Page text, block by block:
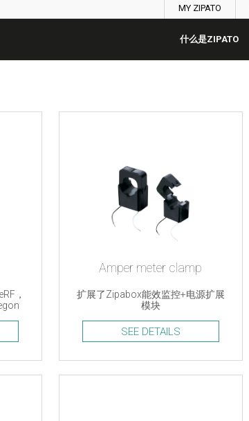
MY ZIPATO
什么是ZIPATO
，
Amper meter clamp
扩展了Zipabox能效监控+电源扩展
模块
SEE DETAILS